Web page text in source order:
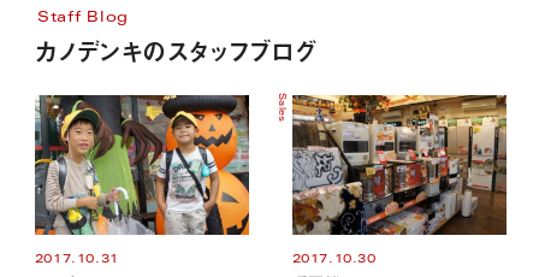
Staff Blog
カノデンキのスタッフブログ
2017.10.31 2017.10.30
Sales